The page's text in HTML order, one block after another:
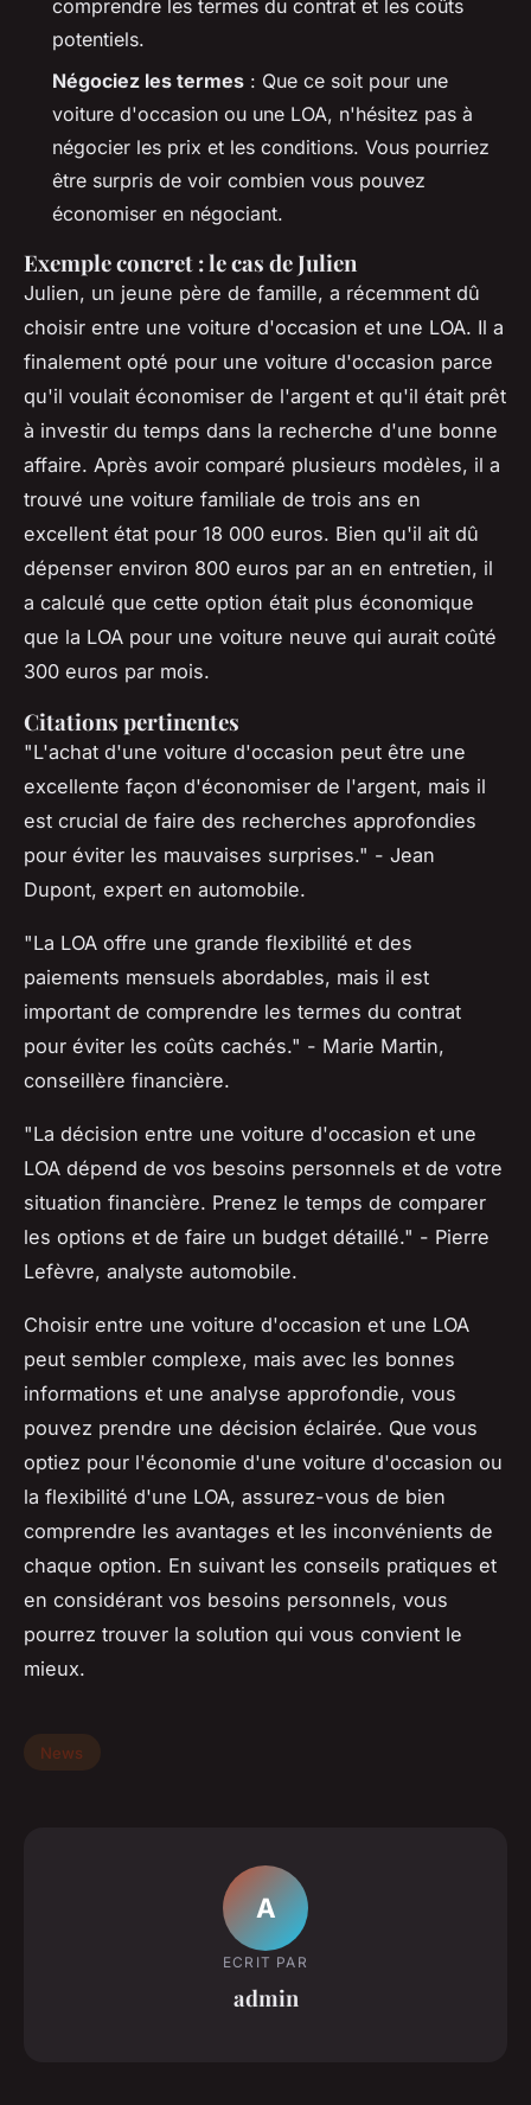
comprendre les termes du contrat et les coûts
potentiels.
Négociez les termes : Que ce soit pour une
voiture d'occasion ou une LOA, n'hésitez pas à
négocier les prix et les conditions. Vous pourriez
être surpris de voir combien vous pouvez
économiser en négociant.
Exemple concret : le cas de Julien
Julien, un jeune père de famille, a récemment dû
choisir entre une voiture d'occasion et une LOA. Il a
finalement opté pour une voiture d'occasion parce
qu'il voulait économiser de l'argent et qu'il était prêt
à investir du temps dans la recherche d'une bonne
affaire. Après avoir comparé plusieurs modèles, il a
trouvé une voiture familiale de trois ans en
excellent état pour 18 000 euros. Bien qu'il ait dû
dépenser environ 800 euros par an en entretien, il
a calculé que cette option était plus économique
que la LOA pour une voiture neuve qui aurait coûté
300 euros par mois.
Citations pertinentes
"L'achat d'une voiture d'occasion peut être une
excellente façon d'économiser de l'argent, mais il
est crucial de faire des recherches approfondies
pour éviter les mauvaises surprises." - Jean
Dupont, expert en automobile.
"La LOA offre une grande flexibilité et des
paiements mensuels abordables, mais il est
important de comprendre les termes du contrat
pour éviter les coûts cachés." - Marie Martin,
conseillère financière.
"La décision entre une voiture d'occasion et une
LOA dépend de vos besoins personnels et de votre
situation financière. Prenez le temps de comparer
les options et de faire un budget détaillé." - Pierre
Lefèvre, analyste automobile.
Choisir entre une voiture d'occasion et une LOA
peut sembler complexe, mais avec les bonnes
informations et une analyse approfondie, vous
pouvez prendre une décision éclairée. Que vous
optiez pour l'économie d'une voiture d'occasion ou
la flexibilité d'une LOA, assurez-vous de bien
comprendre les avantages et les inconvénients de
chaque option. En suivant les conseils pratiques et
en considérant vos besoins personnels, vous
pourrez trouver la solution qui vous convient le
mieux.
News
A
ECRIT PAR
admin